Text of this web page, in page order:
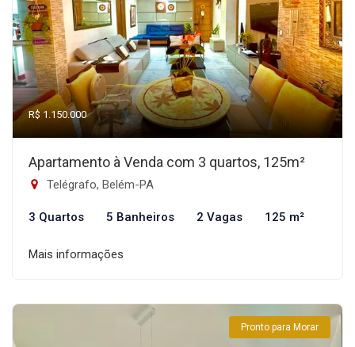
R$ 1.150.000
Apartamento à Venda com 3 quartos, 125m²
Telégrafo, Belém-PA
3 Quartos 5 Banheiros 2 Vagas 125 m²
Mais informações
Pronto para Morar